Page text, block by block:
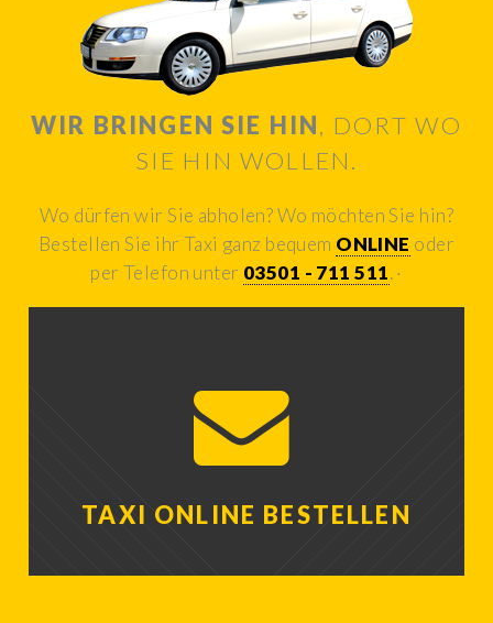
WIR BRINGEN SIE HIN, DORT WO
SIE HIN WOLLEN.
Wo dürfen wir Sie abholen? Wo möchten Sie hin?
Bestellen Sie ihr Taxi ganz bequem ONLINE oder
per Telefon unter 03501 - 711 511.
TAXI ONLINE BESTELLEN